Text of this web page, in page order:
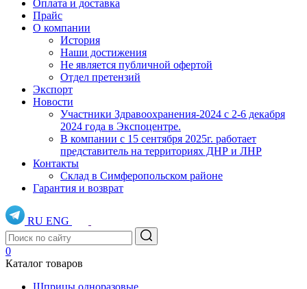
Оплата и доставка
Прайс
О компании
История
Наши достижения
Не является публичной офертой
Отдел претензий
Экспорт
Новости
Участники Здравоохранения-2024 с 2-6 декабря
2024 года в Экспоцентре.
В компании с 15 сентября 2025г. работает
представитель на территориях ДНР и ЛНР
Контакты
Склад в Симферопольском районе
Гарантия и возврат
RU ENG
0
Каталог товаров
Шприцы одноразовые